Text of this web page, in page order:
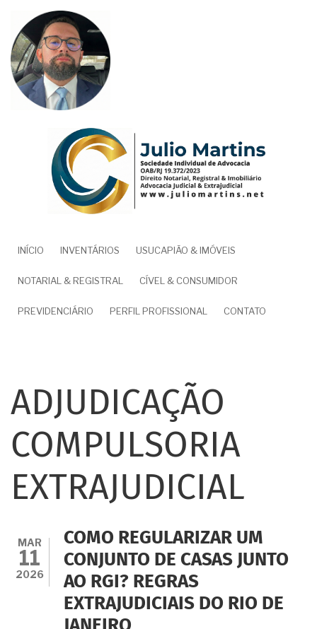
para
conteúdo
principal
NAVEGAÇÃO
PRINCIPAL
INÍCIO INVENTÁRIOS USUCAPIÃO & IMÓVEIS
NOTARIAL & REGISTRAL CÍVEL & CONSUMIDOR
PREVIDENCIÁRIO PERFIL PROFISSIONAL CONTATO
ADJUDICAÇÃO
COMPULSORIA
EXTRAJUDICIAL
MAR
11
2026
COMO REGULARIZAR UM
CONJUNTO DE CASAS JUNTO
AO RGI? REGRAS
EXTRAJUDICIAIS DO RIO DE